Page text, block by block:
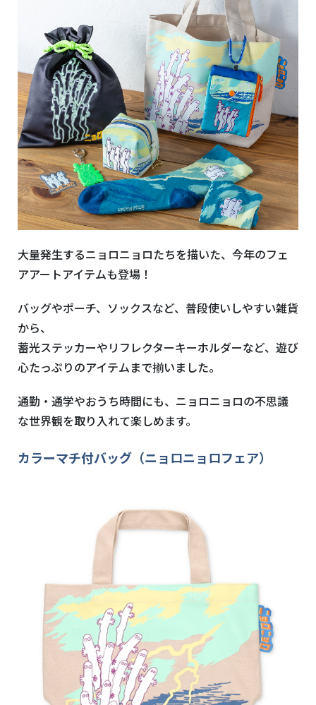
大量発生するニョロニョロたちを描いた、今年のフェ
アアートアイテムも登場！
バッグやポーチ、ソックスなど、普段使いしやすい雑貨
から、
蓄光ステッカーやリフレクターキーホルダーなど、遊び
心たっぷりのアイテムまで揃いました。
通勤・通学やおうち時間にも、ニョロニョロの不思議
な世界観を取り入れて楽しめます。
カラーマチ付バッグ（ニョロニョロフェア）